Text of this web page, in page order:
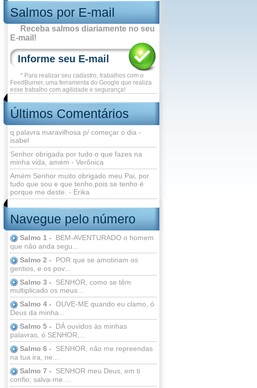
Salmos por E-mail
Receba salmos diariamente no seu
E-mail!
* Para realizar seu cadastro, trabalhos com o
FeedBurner, uma ferramenta do Google que realiza
esse trabalho com agilidade e segurança!
Últimos Comentários
q palavra maravilhosa p/ começar o dia -
isabel
Senhor obrigada por tudo o que fazes na
minha vida, amém - Verônica
Amém Senhor muito obrigado meu Pai, por
tudo que sou e que tenho,pois se tenho é
porque me deste. - Erika
Navegue pelo número
Salmo 1 -
BEM-AVENTURADO o homem
que não anda segu...
Salmo 2 -
POR que se amotinam os
gentios, e os pov...
Salmo 3 -
SENHOR, como se têm
multiplicado os meus...
Salmo 4 - OUVE-ME quando eu clamo, ó
Deus da minha...
Salmo 5 -
DÁ ouvidos às minhas
palavras, ó SENHOR,...
Salmo 6 -
SENHOR, não me repreendas
na tua ira, ne...
Salmo 7 -
SENHOR meu Deus, em ti
confio; salva-me ...